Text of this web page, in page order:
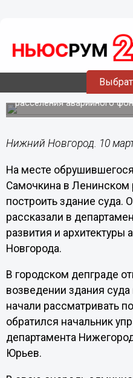
10.03.202021:02
Вместо
Самочкина
Ранее там планировалось
расселения аварийного
Нижний Новгород. 10
На месте
Самочкина в Ленинском
построить здание суда.
рассказали в
развития и
Новгорода.
В городском депграде
возведении здания
начали рассматривать
обратился начальник
департамента
Юрьев.